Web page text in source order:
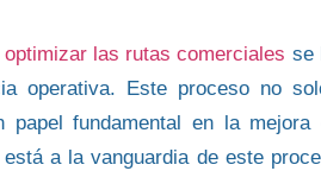
optimizar las rutas comerciales se
operativa. Este proceso no
papel fundamental en la mejora
a la vanguardia de este